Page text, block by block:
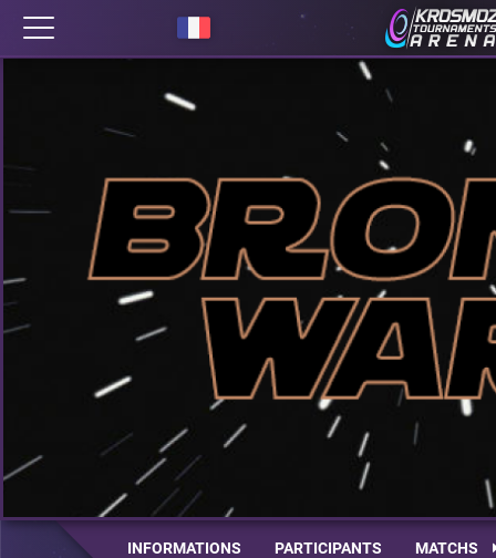
INFORMATIONS PARTICIPANTS MATCHS